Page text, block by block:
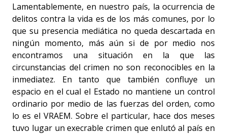
Lamentablemente, en nuestro país, la ocurrencia de
delitos contra la vida es de los más comunes, por lo
que su presencia mediática no queda descartada en
ningún momento, más aún si de por medio nos
encontramos una situación en la que las
circunstancias del crimen no son reconocibles en la
inmediatez. En tanto que también confluye un
espacio en el cual el Estado no mantiene un control
ordinario por medio de las fuerzas del orden, como
lo es el VRAEM. Sobre el particular, hace dos meses
tuvo lugar un execrable crimen que enlutó al país en